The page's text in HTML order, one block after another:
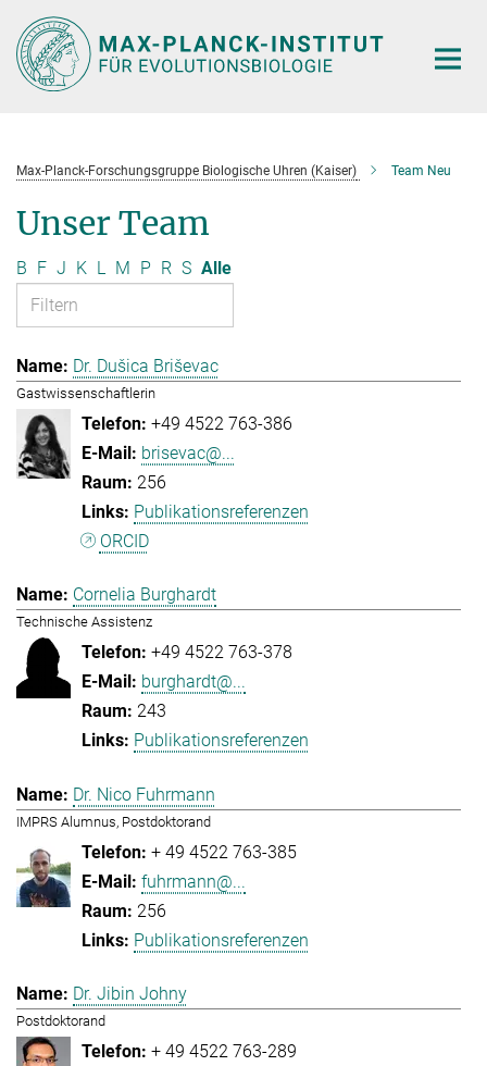
Hauptinhalt
Max-Planck-Forschungsgruppe Biologische Uhren (Kaiser) Team Neu
Unser Team
B F J K L M P R S Alle
Dr. Dušica Briševac
Gastwissenschaftlerin
+49 4522 763-386
brisevac@...
256
Publikationsreferenzen
ORCID
Cornelia Burghardt
Technische Assistenz
+49 4522 763-378
burghardt@...
243
Publikationsreferenzen
Dr. Nico Fuhrmann
IMPRS Alumnus, Postdoktorand
+ 49 4522 763-385
fuhrmann@...
256
Publikationsreferenzen
Dr. Jibin Johny
Postdoktorand
+ 49 4522 763-289